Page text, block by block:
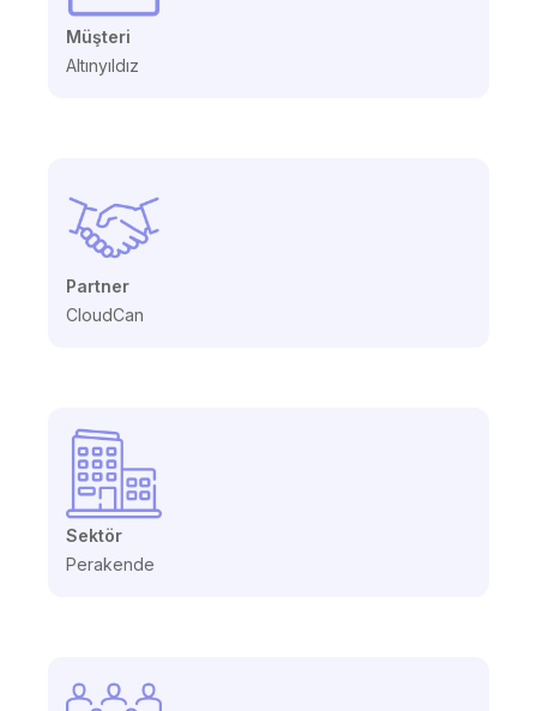
Müşteri
Altınyıldız
Partner
CloudCan
Sektör
Perakende